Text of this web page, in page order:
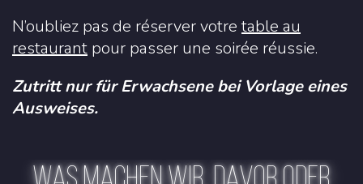
N’oubliez pas de réserver votretable au
restaurant pour passer une soirée réussie.
Zutritt nur für Erwachsene bei Vorlage eines
Ausweises.
WAS MACHEN WIR, DAVOR ODER